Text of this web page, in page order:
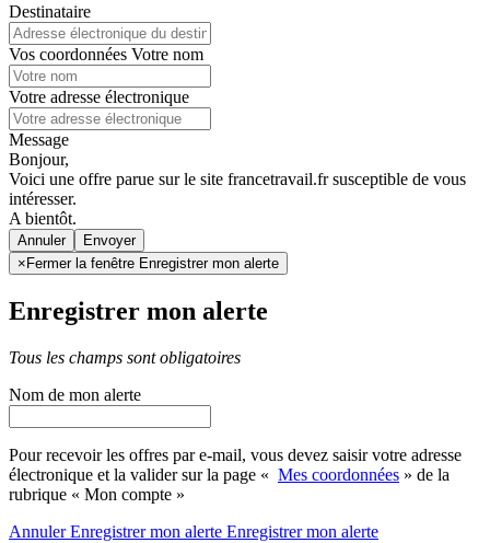
Destinataire
Vos coordonnées Votre nom
Votre adresse électronique
Message
Bonjour,
Voici une offre parue sur le site francetravail.fr susceptible de vous
intéresser.
A bientôt.
Annuler
× Fermer la fenêtre Enregistrer mon alerte
Enregistrer mon alerte
Tous les champs sont obligatoires
Nom de mon alerte
Pour recevoir les offres par e-mail, vous devez saisir votre adresse
électronique et la valider sur la page « Mes coordonnées » de la
rubrique « Mon compte »
AnnulerEnregistrer mon alerte Enregistrermon alerte